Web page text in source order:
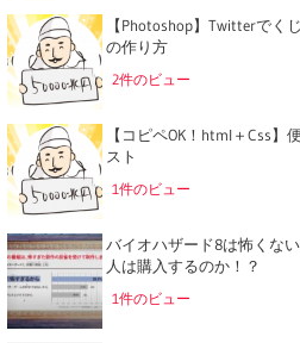
【Photoshop】Twitterでく
の作り方
2件のビュー
【コピペOK！html＋Css
スト
1件のビュー
バイオハザード8は怖くな
人は購入するのか！？
1件のビュー